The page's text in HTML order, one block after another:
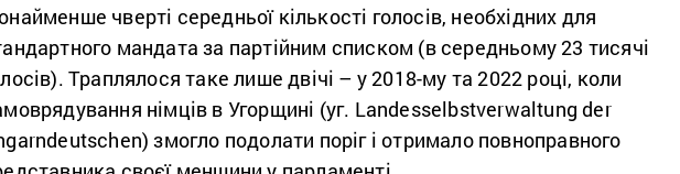
чверті середньої кількості голосів, необхідних для
мандата за партійним списком (в середньому 23 тисячі
Траплялося таке лише двічі – у 2018-му та 2022 році, коли
німців в Угорщині (уг. Landesselbstverwaltung der
змогло подолати поріг і отримало повноправного